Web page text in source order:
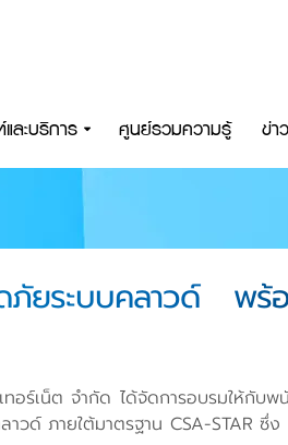
ะบริการ ศูนย์รวมความรู้ ข่า
ยระบบคลาวด์ พร้
ร์เน็ต จำกัด ได้จัดการอบรมให้กับ
ภายใต้มาตรฐาน CSA-STAR ซึ่ง